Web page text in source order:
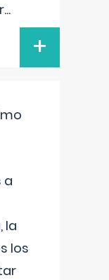
...
+
a
la
los